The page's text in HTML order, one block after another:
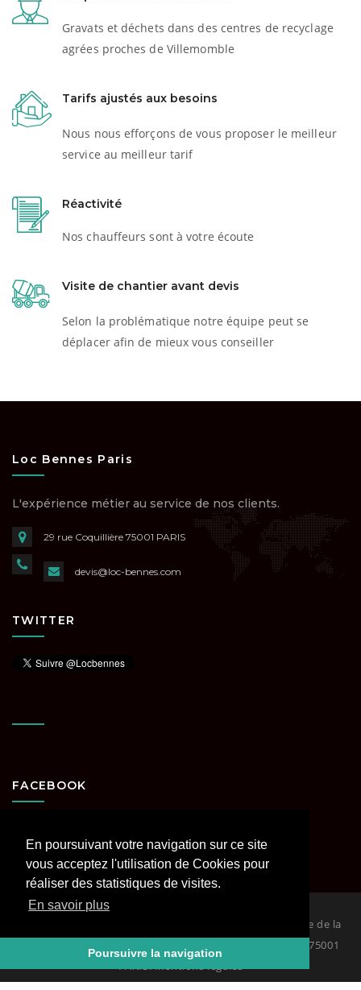
En poursuivant votre navigation sur ce site
vous acceptez l'utilisation de Cookies pour
réaliser des statistiques de visites.
En savoir plus
Poursuivre la navigation
Gravats et déchets dans des centres de recyclage
agrées proches de Villemomble
Tarifs ajustés aux besoins
Nous nous efforçons de vous proposer le meilleur
service au meilleur tarif
Réactivité
Nos chauffeurs sont à votre écoute
Visite de chantier avant devis
Selon la problématique notre équipe peut se
déplacer afin de mieux vous conseiller
Loc Bennes Paris
L'expérience métier au service de nos clients.
29 rue Coquillière 75001 PARIS
devis@loc-bennes.com
TWITTER
FACEBOOK
Loc Bennes Paris et Région parisienne spécialiste de la
location de benne. RCS PARIS Siège : 29 rue Coquillière 75001
PARIS. Mentions légales